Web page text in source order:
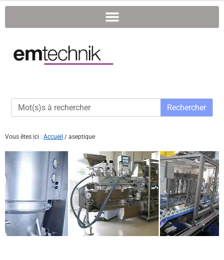
Rechercher
Vous êtes ici : Accueil / aseptique